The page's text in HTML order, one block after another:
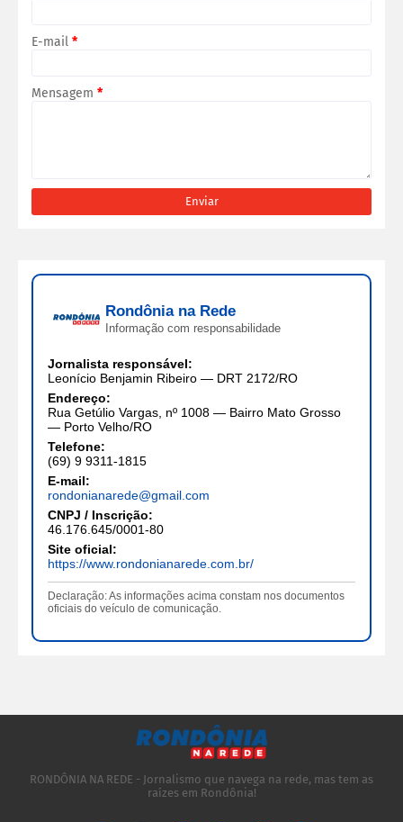
E-mail *
Mensagem *
Rondônia na Rede
Informação com responsabilidade
Jornalista responsável:
Leonício Benjamin Ribeiro — DRT 2172/RO
Endereço:
Rua Getúlio Vargas, nº 1008 — Bairro Mato Grosso
— Porto Velho/RO
Telefone:
(69) 9 9311-1815
E-mail:
rondonianarede@gmail.com
CNPJ / Inscrição:
46.176.645/0001-80
Site oficial:
https://www.rondonianarede.com.br/
Declaração: As informações acima constam nos documentos
oficiais do veículo de comunicação.
RONDÔNIA NA REDE - Jornalismo que navega na rede, mas tem as
raízes em Rondônia!